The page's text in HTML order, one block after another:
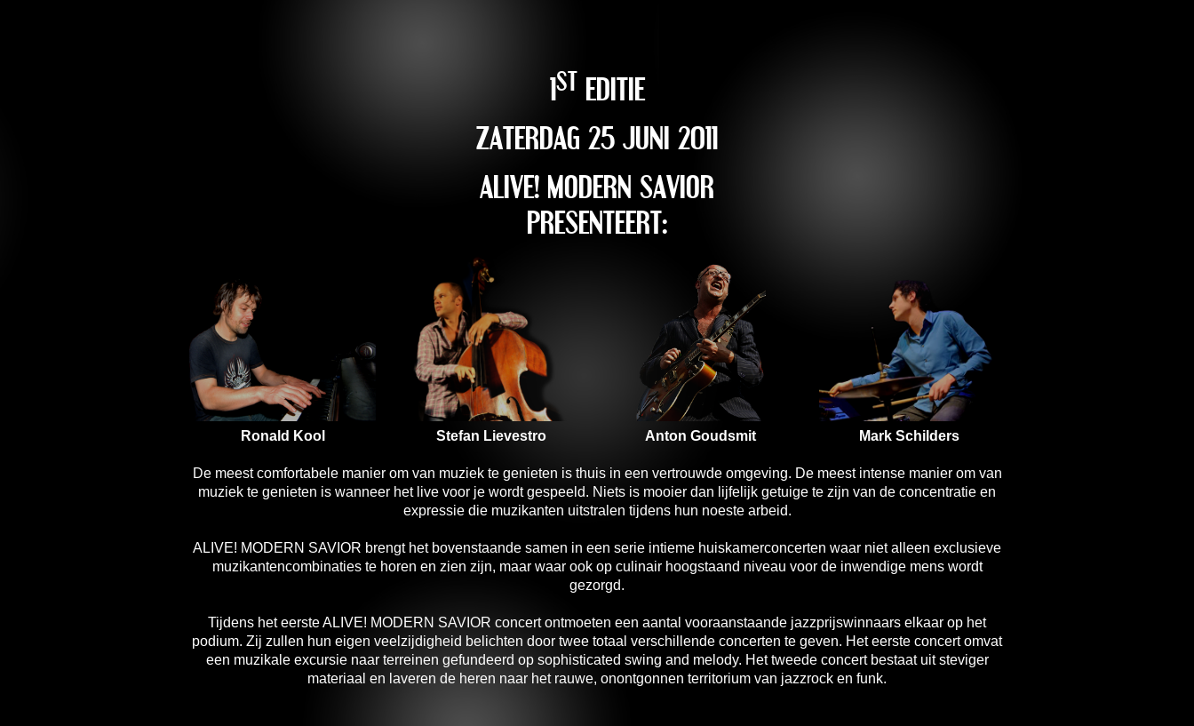
1ST EDITIE
ZATERDAG 25 JUNI 2011
ALIVE! MODERN SAVIOR
PRESENTEERT:
Ronald Kool Stefan Lievestro Anton Goudsmit Mark Schilders
De meest comfortabele manier om van muziek te genieten is thuis in een vertrouwde omgeving. De meest intense manier om van
muziek te genieten is wanneer het live voor je wordt gespeeld. Niets is mooier dan lijfelijk getuige te zijn van de concentratie en
expressie die muzikanten uitstralen tijdens hun noeste arbeid.
ALIVE! MODERN SAVIOR brengt het bovenstaande samen in een serie intieme huiskamerconcerten waar niet alleen exclusieve
muzikantencombinaties te horen en zien zijn, maar waar ook op culinair hoogstaand niveau voor de inwendige mens wordt
gezorgd.
Tijdens het eerste ALIVE! MODERN SAVIOR concert ontmoeten een aantal vooraanstaande jazzprijswinnaars elkaar op het
podium. Zij zullen hun eigen veelzijdigheid belichten door twee totaal verschillende concerten te geven. Het eerste concert omvat
een muzikale excursie naar terreinen gefundeerd op sophisticated swing and melody. Het tweede concert bestaat uit steviger
materiaal en laveren de heren naar het rauwe, onontgonnen territorium van jazzrock en funk.